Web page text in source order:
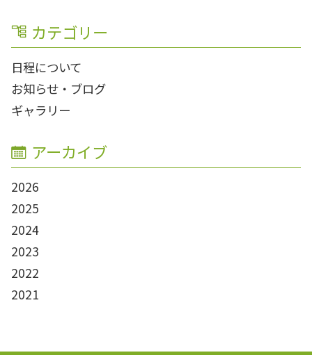
カテゴリー
日程について
お知らせ・ブログ
ギャラリー
アーカイブ
2026
2025
2024
2023
2022
2021